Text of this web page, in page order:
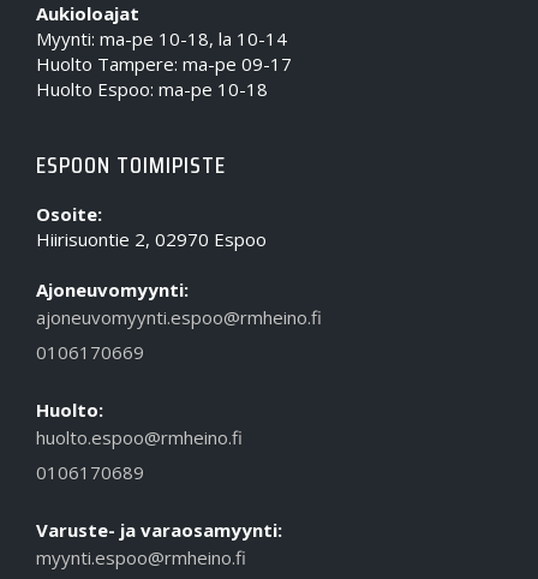
Aukioloajat
Myynti: ma-pe 10-18, la 10-14
Huolto Tampere: ma-pe 09-17
Huolto Espoo: ma-pe 10-18
ESPOON TOIMIPISTE
Osoite:
Hiirisuontie 2, 02970 Espoo
Ajoneuvomyynti:
ajoneuvomyynti.espoo@rmheino.fi
0106170669
Huolto:
huolto.espoo@rmheino.fi
0106170689
Varuste- ja varaosamyynti:
myynti.espoo@rmheino.fi